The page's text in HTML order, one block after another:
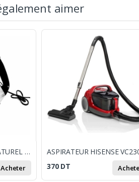
aimer
BATTEUR GALAXY NATUREL A MAIN NOIR & INOX
Acheter
370 DT